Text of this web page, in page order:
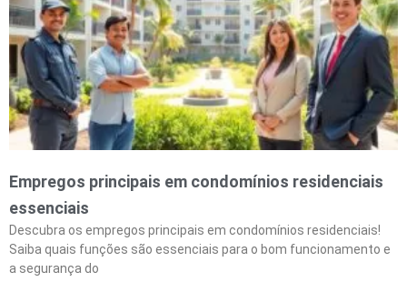
s
a
r
Empregos principais em condomínios residenciais
essenciais
Descubra os empregos principais em condomínios residenciais!
Saiba quais funções são essenciais para o bom funcionamento e
a segurança do
g
i
n
a
g
i
n
a
g
i
n
a
g
i
n
a
g
i
n
a